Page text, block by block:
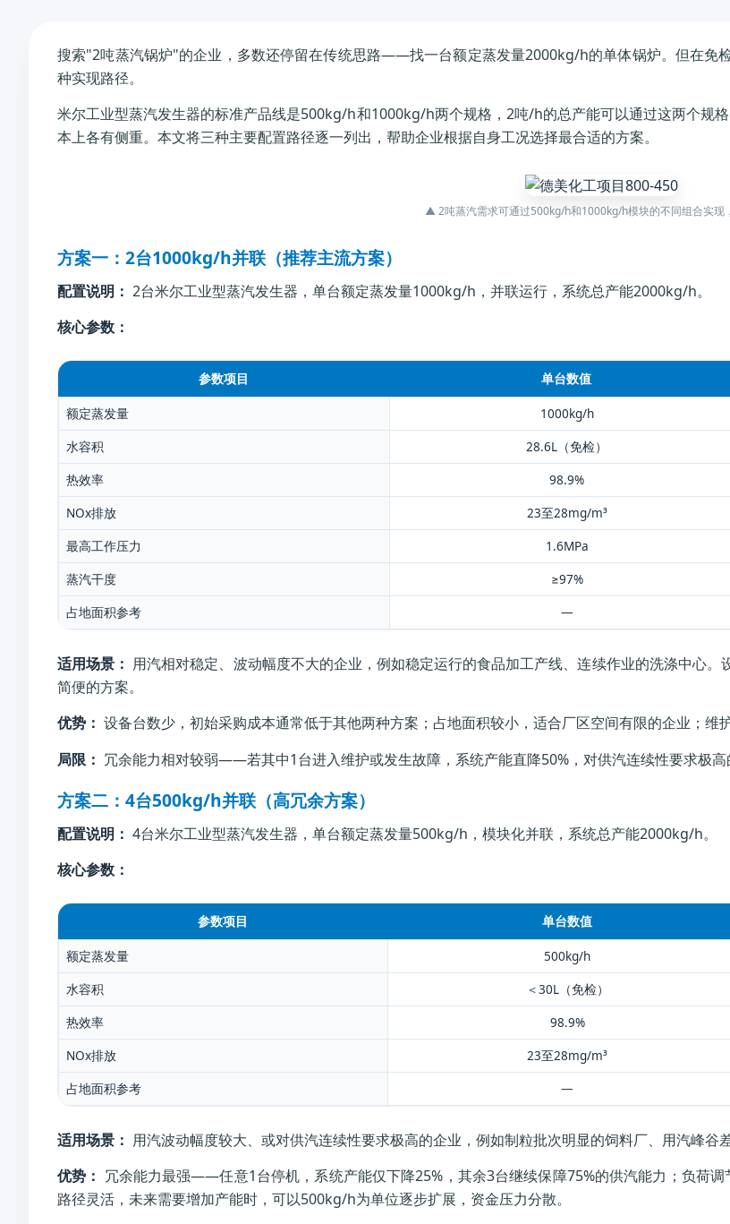
搜索"2吨蒸汽锅炉"的企业，多数还停留在传统思路——找一台额定蒸发量2000kg/h的单体锅炉。但在免
种实现路径。
米尔工业型蒸汽发生器的标准产品线是500kg/h和1000kg/h两个规格，2吨/h的总产能可以通过这两个规
本上各有侧重。本文将三种主要配置路径逐一列出，帮助企业根据自身工况选择最合适的方案。
▲ 2吨蒸汽需求可通过500kg/h和1000kg/h模块的不同组合实现
方案一：2台1000kg/h并联（推荐主流方案）
配置说明： 2台米尔工业型蒸汽发生器，单台额定蒸发量1000kg/h，并联运行，系统总产能2000kg/h。
核心参数：
参数项目 单台数值
额定蒸发量 1000kg/h
水容积
28.6L（免检）
热效率
98.9%
NOx排放
23至28mg/m³
最高工作压力
1.6MPa
蒸汽干度
≥97%
占地面积参考
—
适用场景： 用汽相对稳定、波动幅度不大的企业，例如稳定运行的食品加工产线、连续作业的洗涤中心
简便的方案。
优势： 设备台数少，初始采购成本通常低于其他两种方案；占地面积较小，适合厂区空间有限的企业；维
局限： 冗余能力相对较弱——若其中1台进入维护或发生故障，系统产能直降50%，对供汽连续性要求极高
方案二：4台500kg/h并联（高冗余方案）
配置说明： 4台米尔工业型蒸汽发生器，单台额定蒸发量500kg/h，模块化并联，系统总产能2000kg/h。
核心参数：
参数项目 单台数值
额定蒸发量 500kg/h
水容积
＜30L（免检）
热效率
98.9%
NOx排放
23至28mg/m³
占地面积参考
—
适用场景： 用汽波动幅度较大、或对供汽连续性要求极高的企业，例如制粒批次明显的饲料厂、用汽峰谷
优势： 冗余能力最强——任意1台停机，系统产能仅下降25%，其余3台继续保障75%的供汽能力；负荷
路径灵活，未来需要增加产能时，可以500kg/h为单位逐步扩展，资金压力分散。